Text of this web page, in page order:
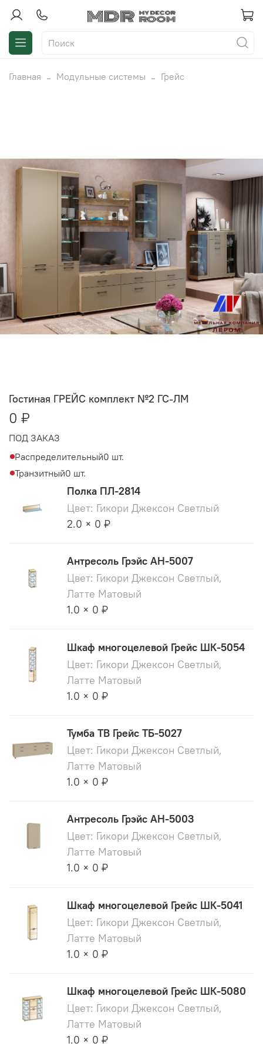
Главная Модульные системы Грейс
Гостиная ГРЕЙС комплект №2 ГС-ЛМ
0 ₽
ПОД ЗАКАЗ
Распределительный0 шт.
Транзитный0 шт.
Полка ПЛ-2814
Цвет: Гикори Джексон Светлый
2.0 × 0 ₽
Антресоль Грэйс АН-5007
Цвет: Гикори Джексон Светлый,
Латте Матовый
1.0 × 0 ₽
Шкаф многоцелевой Грейс ШК-5054
Цвет: Гикори Джексон Светлый,
Латте Матовый
1.0 × 0 ₽
Тумба ТВ Грейс ТБ-5027
Цвет: Гикори Джексон Светлый,
Латте Матовый
1.0 × 0 ₽
Антресоль Грэйс АН-5003
Цвет: Гикори Джексон Светлый,
Латте Матовый
1.0 × 0 ₽
Шкаф многоцелевой Грейс ШК-5041
Цвет: Гикори Джексон Светлый,
Латте Матовый
1.0 × 0 ₽
Шкаф многоцелевой Грейс ШК-5080
Цвет: Гикори Джексон Светлый,
Латте Матовый
1.0 × 0 ₽